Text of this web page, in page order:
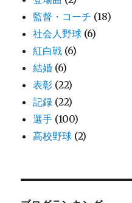
監督・コーチ (18)
社会人野球 (6)
紅白戦 (6)
結婚 (6)
表彰 (22)
記録 (22)
選手 (100)
高校野球 (2)